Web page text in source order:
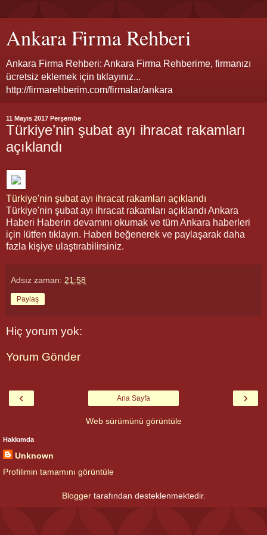
Ankara Firma Rehberi
Ankara Firma Rehberi: Ankara Firma Rehberime, firmanızı
ücretsiz eklemek için tıklayınız...
http://firmarehberim.com/firmalar/ankara
11 Mayıs 2017 Perşembe
Türkiye’nin şubat ayı ihracat rakamları
açıklandı
Türkiye'nin şubat ayı ihracat rakamları açıklandı
Türkiye'nin şubat ayı ihracat rakamları açıklandı Ankara
Haberi Haberin devamını okumak ve tüm Ankara haberleri
için lütfen tıklayın. Haberi beğenerek ve paylaşarak daha
fazla kişiye ulaştırabilirsiniz.
Adsız zaman: 21:58
Paylaş
Hiç yorum yok:
Yorum Gönder
‹ ›
Ana Sayfa
Web sürümünü görüntüle
Hakkımda
Unknown
Profilimin tamamını görüntüle
Bloggertarafından desteklenmektedir.